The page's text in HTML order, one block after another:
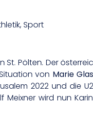
,Sport
St. Pölten. Der
von Marie
2022 und die
wird nun